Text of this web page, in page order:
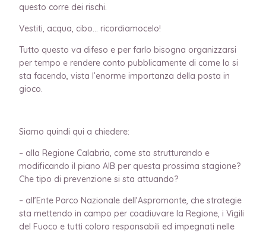
questo corre dei rischi.
Vestiti, acqua, cibo… ricordiamocelo!
Tutto questo va difeso e per farlo bisogna organizzarsi
per tempo e rendere conto pubblicamente di come lo si
sta facendo, vista l’enorme importanza della posta in
gioco.
Siamo quindi qui a chiedere:
– alla Regione Calabria, come sta strutturando e
modificando il piano AIB per questa prossima stagione?
Che tipo di prevenzione si sta attuando?
– all’Ente Parco Nazionale dell’Aspromonte, che strategie
sta mettendo in campo per coadiuvare la Regione, i Vigili
del Fuoco e tutti coloro responsabili ed impegnati nelle